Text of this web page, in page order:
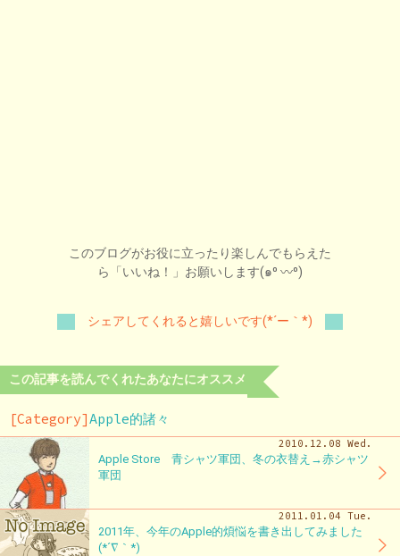
このブログがお役に立ったり楽しんでもらえた
ら「いいね！」お願いします(๑⁰ 〰⁰)
シェアしてくれると嬉しいです(*´ー｀*)
この記事を読んでくれたあなたにオススメ
[Category]Apple的諸々
2010.12.08 Wed.
Apple Store 青シャツ軍団、冬の衣替え→赤シャツ
軍団
2011.01.04 Tue.
2011年、今年のApple的煩悩を書き出してみました
(*´∇｀*)